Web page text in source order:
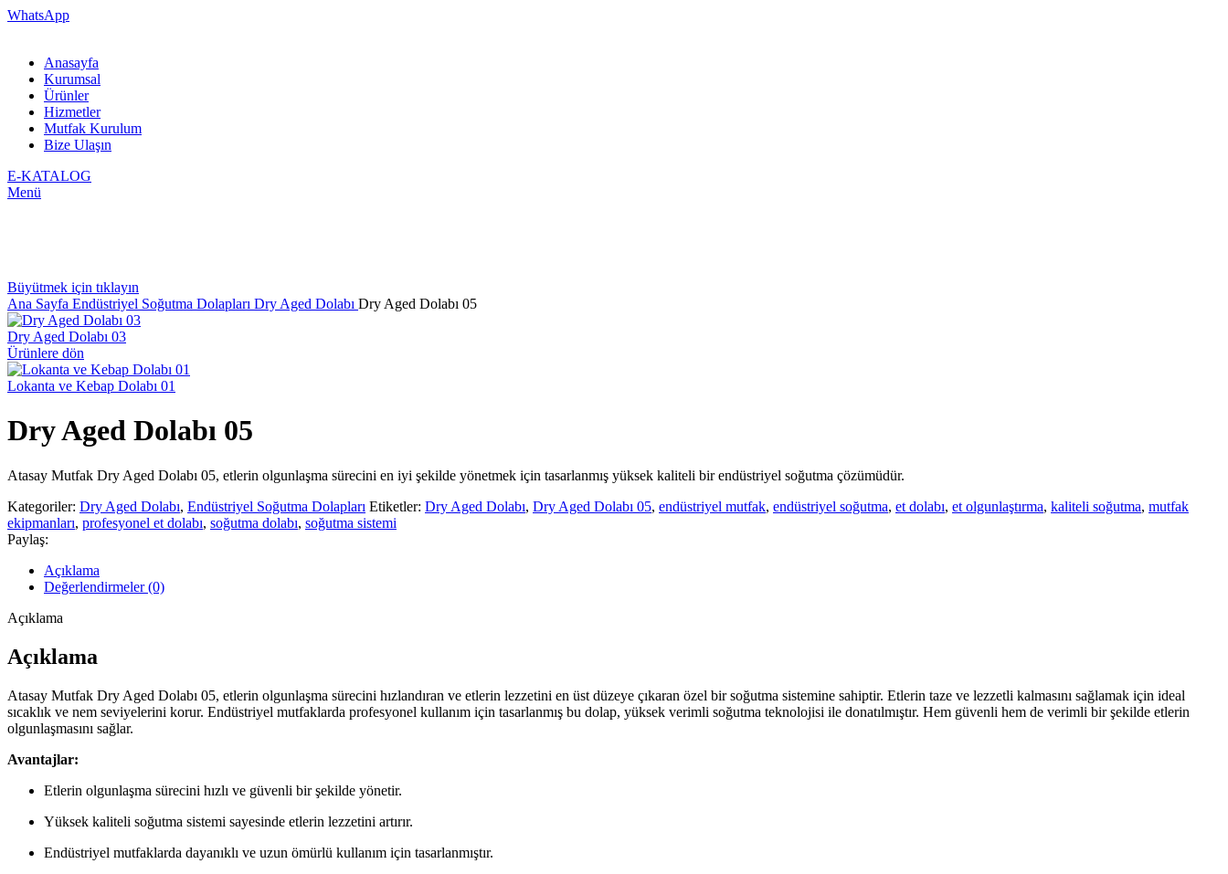
WhatsApp
Anasayfa
Kurumsal
Ürünler
Hizmetler
Mutfak Kurulum
Bize Ulaşın
E-KATALOG
Menü
Büyütmek için tıklayın
Ana Sayfa Endüstriyel Soğutma Dolapları Dry Aged Dolabı Dry Aged Dolabı 05
Dry Aged Dolabı 03
Ürünlere dön
Lokanta ve Kebap Dolabı 01
Dry Aged Dolabı 05
Atasay Mutfak Dry Aged Dolabı 05, etlerin olgunlaşma sürecini en iyi şekilde yönetmek için tasarlanmış yüksek kaliteli bir endüstriyel soğutma çözümüdür.
Kategoriler: Dry Aged Dolabı, Endüstriyel Soğutma Dolapları Etiketler: Dry Aged Dolabı, Dry Aged Dolabı 05, endüstriyel mutfak, endüstriyel soğutma, et dolabı, et olgunlaştırma, kaliteli soğutma, mutfak
ekipmanları, profesyonel et dolabı, soğutma dolabı, soğutma sistemi
Paylaş:
Açıklama
Değerlendirmeler (0)
Açıklama
Açıklama
Atasay Mutfak Dry Aged Dolabı 05, etlerin olgunlaşma sürecini hızlandıran ve etlerin lezzetini en üst düzeye çıkaran özel bir soğutma sistemine sahiptir. Etlerin taze ve lezzetli kalmasını sağlamak için ideal
sıcaklık ve nem seviyelerini korur. Endüstriyel mutfaklarda profesyonel kullanım için tasarlanmış bu dolap, yüksek verimli soğutma teknolojisi ile donatılmıştır. Hem güvenli hem de verimli bir şekilde etlerin
olgunlaşmasını sağlar.
Avantajlar:
Etlerin olgunlaşma sürecini hızlı ve güvenli bir şekilde yönetir.
Yüksek kaliteli soğutma sistemi sayesinde etlerin lezzetini artırır.
Endüstriyel mutfaklarda dayanıklı ve uzun ömürlü kullanım için tasarlanmıştır.